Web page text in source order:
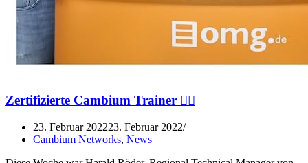
Zertifizierte Cambium Trainer 👌🏼
23. Februar 202223. Februar 2022
Cambium Networks, News